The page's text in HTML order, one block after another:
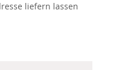
liefern lassen